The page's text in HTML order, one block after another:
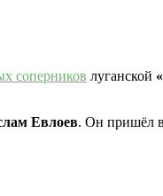
соперников луганской
Евлоев. Он пришёл в